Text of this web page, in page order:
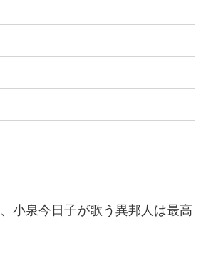
小泉今日子が歌う異邦人は最高